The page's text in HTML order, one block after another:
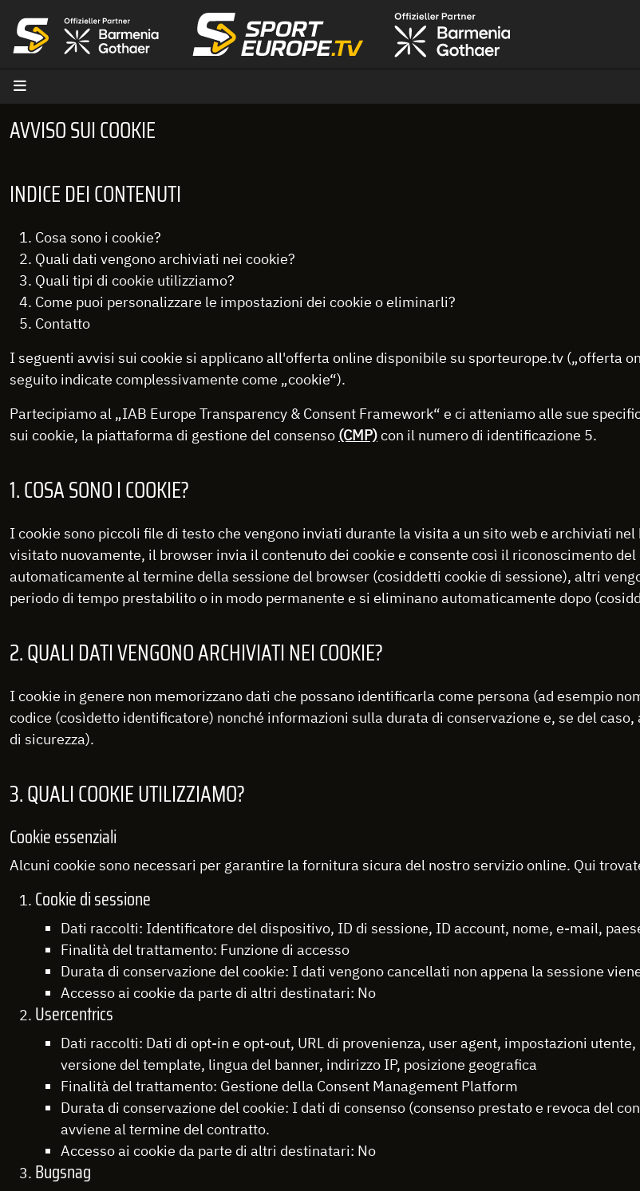
AVVISO SUI COOKIE
INDICE DEI CONTENUTI
Cosa sono i cookie?
Quali dati vengono archiviati nei cookie?
Quali tipi di cookie utilizziamo?
Come puoi personalizzare le impostazioni dei cookie o eliminarli?
Contatto
I seguenti avvisi sui cookie si applicano all'offerta online disponibile su sporteurope.tv („offerta
seguito indicate complessivamente come „cookie“).
Partecipiamo al „IAB Europe Transparency & Consent Framework“ e ci atteniamo alle sue
sui cookie, la piattaforma di gestione del consenso (CMP)con il numero di identificazione 5.
1. COSA SONO I COOKIE?
I cookie sono piccoli file di testo che vengono inviati durante la visita a un sito web e archiviati
visitato nuovamente, il browser invia il contenuto dei cookie e consente così il riconoscimento
automaticamente al termine della sessione del browser (cosiddetti cookie di sessione), altri
periodo di tempo prestabilito o in modo permanente e si eliminano automaticamente dopo
2. QUALI DATI VENGONO ARCHIVIATI NEI COOKIE?
I cookie in genere non memorizzano dati che possano identificarla come persona (ad esempio
codice (cosìdetto identificatore) nonché informazioni sulla durata di conservazione e, se del
di sicurezza).
3. QUALI COOKIE UTILIZZIAMO?
Cookie essenziali
Alcuni cookie sono necessari per garantire la fornitura sicura del nostro servizio online. Qui
Cookie di sessione
Dati raccolti: Identificatore del dispositivo, ID di sessione, ID account, nome, e-mail,
Finalità del trattamento: Funzione di accesso
Durata di conservazione del cookie: I dati vengono cancellati non appena la sessione
Accesso ai cookie da parte di altri destinatari: No
Usercentrics
Dati raccolti: Dati di opt-in e opt-out, URL di provenienza, user agent, impostazioni
versione del template, lingua del banner, indirizzo IP, posizione geografica
Finalità del trattamento: Gestione della Consent Management Platform
Durata di conservazione del cookie: I dati di consenso (consenso prestato e revoca del
avviene al termine del contratto.
Accesso ai cookie da parte di altri destinatari: No
Bugsnag